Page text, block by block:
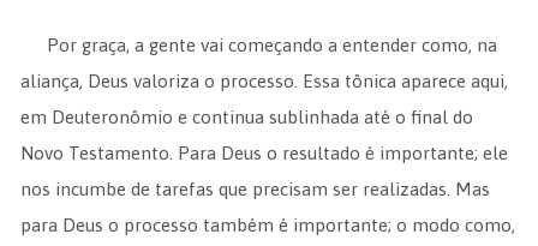
Por graça, a gente vai começando a entender como, na
aliança, Deus valoriza o processo. Essa tônica aparece aqui,
em Deuteronômio e continua sublinhada até o final do
Novo Testamento. Para Deus o resultado é importante; ele
nos incumbe de tarefas que precisam ser realizadas. Mas
para Deus o processo também é importante; o modo como,